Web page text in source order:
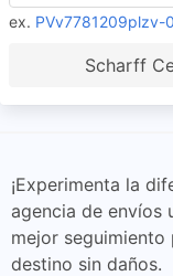
ex. PVv7781209plzv-
Scharff
¡Experimenta la
agencia de envíos
mejor seguimiento
destino sin daños.